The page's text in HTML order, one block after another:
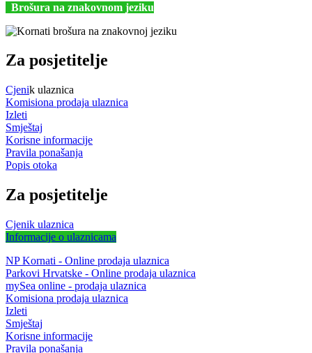
Brošura na znakovnom jeziku
Za posjetitelje
Cjenik ulaznica
Komisiona prodaja ulaznica
Izleti
Smještaj
Korisne informacije
Pravila ponašanja
Popis otoka
Za posjetitelje
Cjenik ulaznica
Informacije o ulaznicama
NP Kornati - Online prodaja ulaznica
Parkovi Hrvatske - Online prodaja ulaznica
mySea online - prodaja ulaznica
Komisiona prodaja ulaznica
Izleti
Smještaj
Korisne informacije
Pravila ponašanja